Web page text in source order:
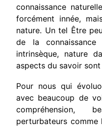
connaissance
forcément innée,
nature. Un tel Être
de la
intrinsèque, nature
aspects du savoir
Pour nous qui
avec beaucoup de
compréhension,
perturbateurs comme